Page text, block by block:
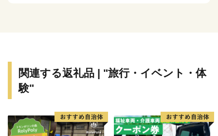
関連する返礼品 | "旅行・イベント・体
験"